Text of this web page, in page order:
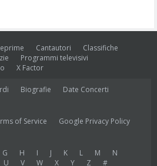
Cantautori
Classifiche
Programmi televisivi
X Factor
Biografie
Date Concerti
of Service
Google Privacy Policy
G H I J K L M
N
U V W X Y Z #